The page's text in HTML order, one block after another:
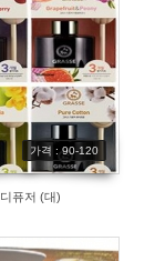
가격 : 90-120
디퓨저 (대)